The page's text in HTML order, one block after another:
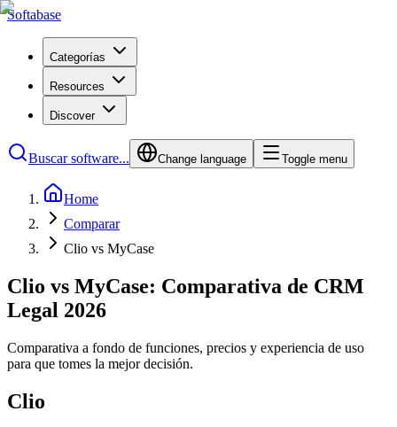
Softabase
Categorías
Resources
Discover
Buscar software... Change language Toggle menu
Home
Comparar
Clio vs MyCase
Clio vs MyCase: Comparativa de CRM
Legal 2026
Comparativa a fondo de funciones, precios y experiencia de uso
para que tomes la mejor decisión.
Clio